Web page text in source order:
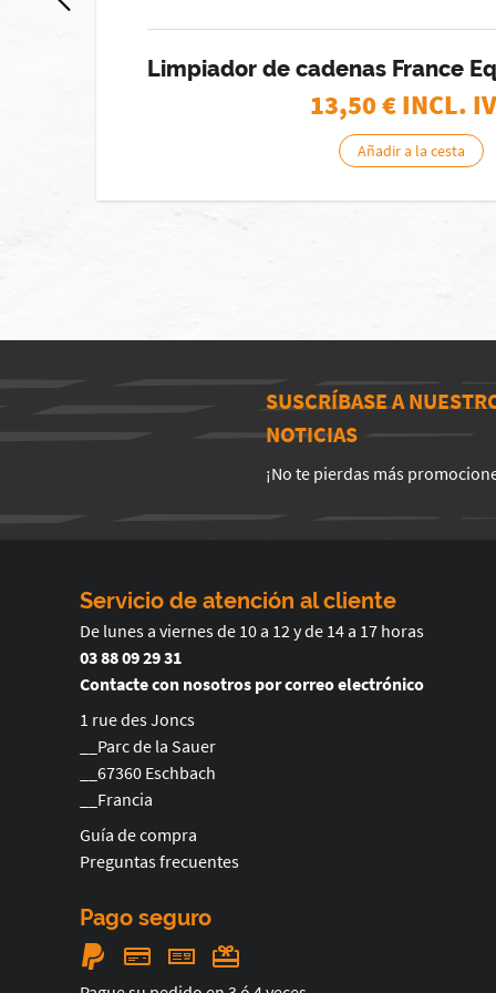
Limpiador de cadenas France
13,50€ INCL.
Añadir a la cesta
SUSCRÍBASE A
NOTICIAS
¡No te pierdas más
Servicio de atención al cliente
De lunes a viernes de 10 a 12 y de 14 a 17 horas
03 88 09 29 31
Contacte con nosotros por correo electrónico
1 rue des Joncs
__Parc de la Sauer
__67360 Eschbach
__Francia
Guía de compra
Preguntas frecuentes
Pago seguro